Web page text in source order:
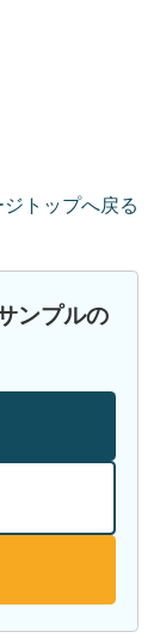
ジトップへ戻る
ンプルの